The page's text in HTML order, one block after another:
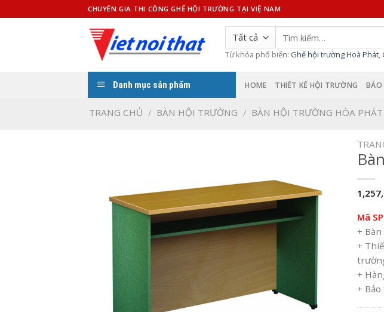
qua
CHUYÊN GIA THI CÔNG GHẾ HỘI TRƯỜNG TẠI VIỆ NAM
Tìm
kiếm:
Từ khóa phổ biến: Ghế hội trường Hoà Phát,
Danh mục sản phẩm HOME THIẾT KẾ HỘI TRƯỜNG BÁO
TRANG CHỦ / BÀN HỘI TRƯỜNG / BÀN HỘI TRƯỜNG HÒA PHÁT
Mã
+
+
+
+